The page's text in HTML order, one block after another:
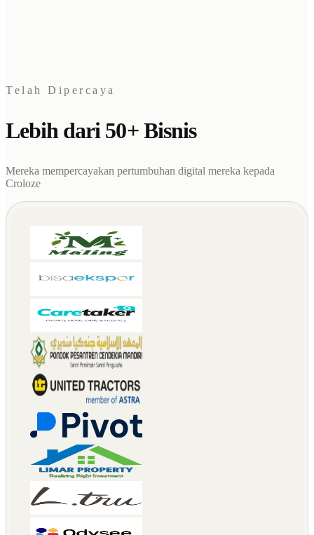
Telah Dipercaya
Lebih dari 50+ Bisnis
Mereka mempercayakan pertumbuhan digital mereka kepada
Croloze